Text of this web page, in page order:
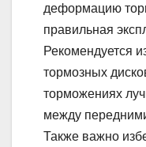
деформацию
правильная
Рекомендуется
тормозных
торможениях
между
Также важно